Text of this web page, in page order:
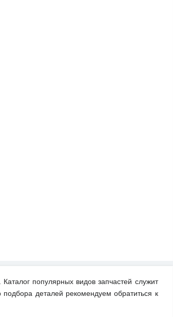
. Каталог популярных видов запчастей служит
деталей рекомендуем обратиться к